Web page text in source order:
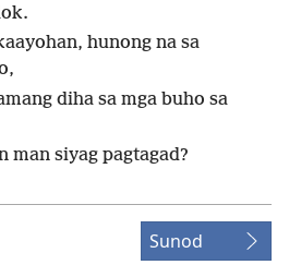
hunong na sa
diha sa mga buho sa
man siyag pagtagad?
Sunod